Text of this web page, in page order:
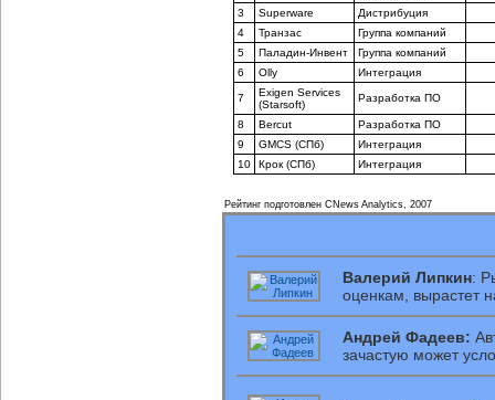
3
Superware
Дистрибуция
4
Транзас
Группа компаний
5
Паладин-Инвент
Группа компаний
6
Olly Интеграция
7
Exigen Services
(Starsoft)
Разработка ПО
8 Bercut
Разработка ПО
9
GMCS (СПб)
Интеграция
10
Крок (СПб) Интеграция
Рейтинг подготовлен CNews Analytics, 2007
Валерий Липкин:
оценкам, вырастет
Андрей Фадеев:
зачастую может